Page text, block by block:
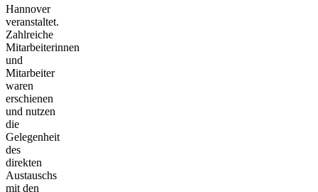
Hannover
veranstaltet.
Zahlreiche
Mitarbeiterinnen
und
Mitarbeiter
waren
erschienen
und nutzen
die
Gelegenheit
des
direkten
Austauschs
mit den